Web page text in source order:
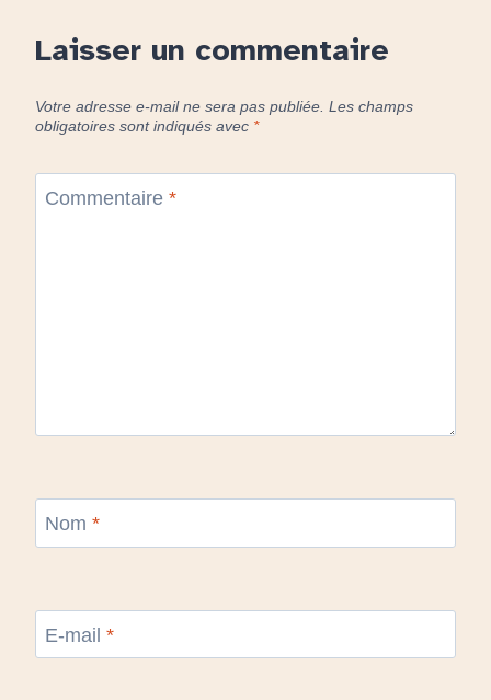
Laisser un commentaire
Votre adresse e-mail ne sera pas publiée. Les champs
obligatoires sont indiqués avec *
Commentaire *
Nom *
E-mail *